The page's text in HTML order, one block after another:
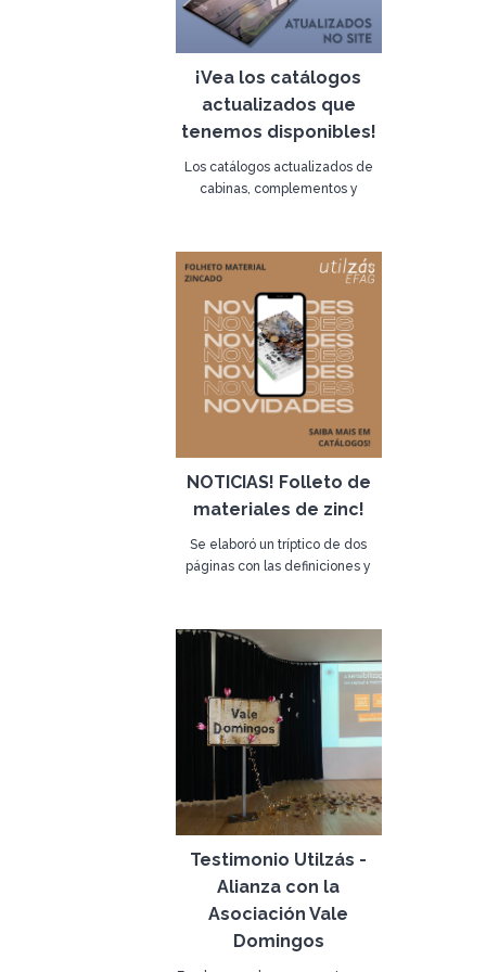
¡Vea los catálogos
actualizados que
tenemos disponibles!
Los catálogos actualizados de
cabinas, complementos y
Simplemente vaya al menú y
haga clic en "Catálogos".
NOTICIAS! Folleto de
materiales de zinc!
Se elaboró ​​un tríptico de dos
páginas con las definiciones y
galvanizado. Puedes verlos en
Catálogos, en esta web.
Testimonio Utilzás -
Alianza con la
Asociación Vale
Domingos